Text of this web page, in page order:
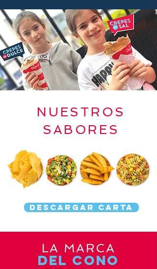
DESCARGAR CARTA
NUESTROS
SABORES
LA MARCA
DEL CONO